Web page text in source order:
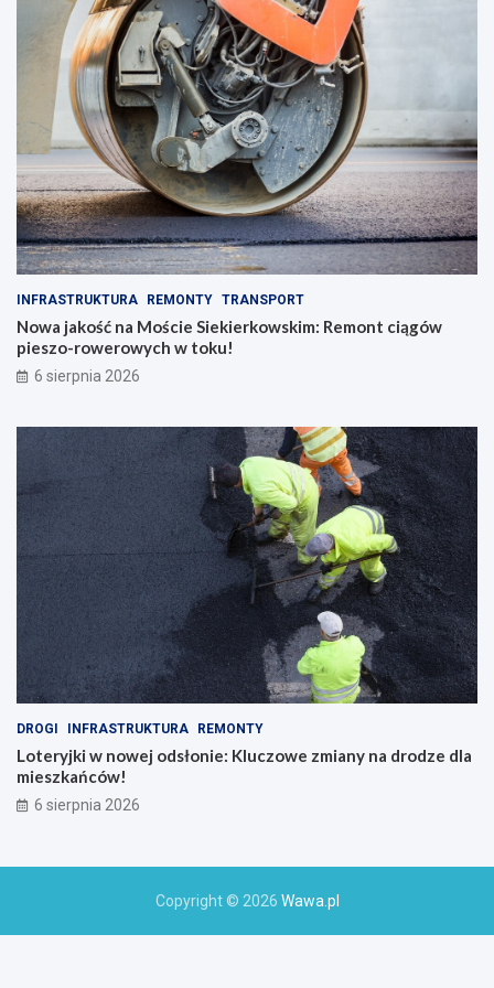
INFRASTRUKTURA REMONTY TRANSPORT
Nowa jakość na Moście Siekierkowskim: Remont ciągów
pieszo-rowerowych w toku!
6 sierpnia 2026
DROGI INFRASTRUKTURA REMONTY
Loteryjki w nowej odsłonie: Kluczowe zmiany na drodze dla
mieszkańców!
6 sierpnia 2026
Copyright © 2026 Wawa.pl